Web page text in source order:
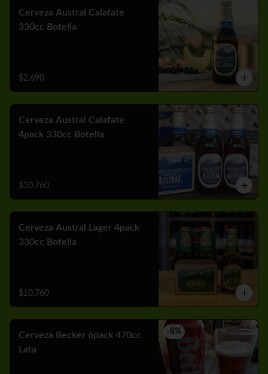
Cerveza Austral Calafate
330cc Botella
$2.690
Cerveza Austral Calafate
4pack 330cc Botella
$10.760
Cerveza Austral Lager 4pack
330cc Botella
$10.760
-8%
Cerveza Becker 6pack 470cc
Lata